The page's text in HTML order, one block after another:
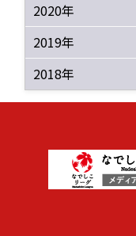
2020年
2019年
2018年